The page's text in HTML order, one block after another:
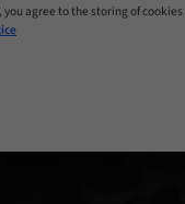
you agree to the storing of